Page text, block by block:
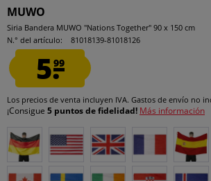
MUWO
Siria Bandera MUWO "Nations Together" 90 x 150 cm
N.° del artículo:
81018139-81018126
5.99
Los precios de venta incluyen IVA. Gastos de envío no
¡Consigue 5 puntos de fidelidad! Más información